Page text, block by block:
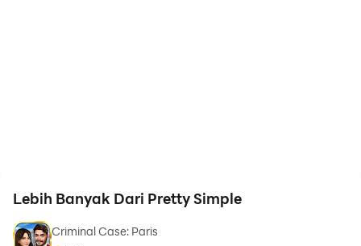
Lebih Banyak Dari Pretty Simple
Criminal Case: Paris